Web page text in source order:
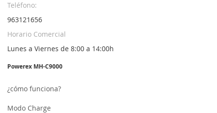
Teléfono:
963121656
Horario Comercial
Lunes a Viernes de 8:00 a 14:00h
Powerex MH-C9000
¿cómo funciona?
Modo Charge